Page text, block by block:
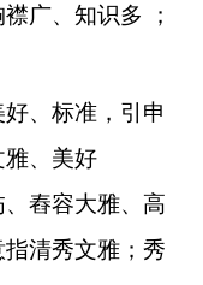
广、知识多 ；
、标准，引申
雅、美好
舂容大雅、高
清秀文雅；秀